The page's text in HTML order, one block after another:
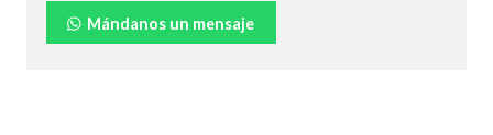
Mándanos un mensaje